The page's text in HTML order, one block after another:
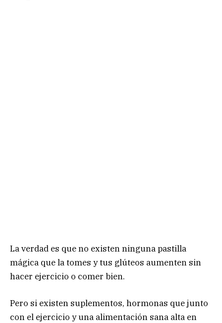
La verdad es que no existen ninguna pastilla
mágica que la tomes y tus glúteos aumenten sin
hacer ejercicio o comer bien.
Pero si existen suplementos, hormonas que junto
con el ejercicio y una alimentación sana alta en